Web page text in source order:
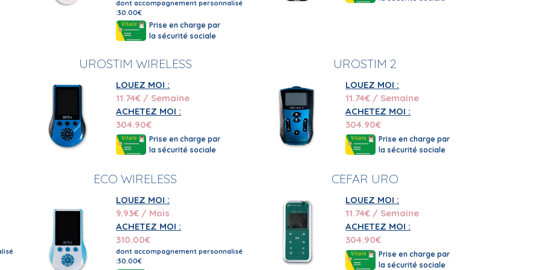
expertise au service de votre bien- être en vous offrant un accompagnement complet et personnalisé
rendez-vous sur notre chaine YouTube pour consulter en quelques clics les vidéos
nos équipes sont là pour vous répondre. Il suffit d'un simple coup de téléphone. Grâce à des
à chaque pathologie, nous vous aidons à soulager vos douleurs naturellement.
TENS d'électrostimulation ?
disposons d'une expérience avérée en matière d'électrostimulation anti-douleur. De plus, pour être
doit être certifié et conforme aux normes médicales. Parlez-en avec votre médecin, vous verrez,
location de votre TENS et de son rapport qualité-prix ? Sachez que vous n'êtes pas obligé d'acheter
sur la base de son efficacité, décider de le conserver.
Pour toute question d'ordre pathologique ou technique, n'hésitez pas : contactez-nous en composant le
dont accompagnement personnalisé
:30.00€
Prise en charge par
la sécurité sociale
UROSTIM WIRELESS
LOUEZ MOI :
11.74€ / Semaine
ACHETEZ MOI :
304.90€
Prise en charge par
la sécurité sociale
UROSTIM 2
LOUEZ MOI :
11.74€ / Semaine
ACHETEZ MOI :
304.90€
Prise en charge par
la sécurité sociale
ECO WIRELESS
LOUEZ MOI :
9.93€ / Mois
ACHETEZ MOI :
310.00€
dont accompagnement personnalisé
:30.00€
CEFAR URO
LOUEZ MOI :
11.74€ / Semaine
ACHETEZ MOI :
304.90€
Prise en charge par
la sécurité sociale